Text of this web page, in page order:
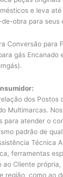
e leva até
obra para seus
Conversão para
gás Encanado
dos Postos
Multimarcas.
para atender o
padrão de
Técnica
ferramentas
ao Cliente
região, como ao